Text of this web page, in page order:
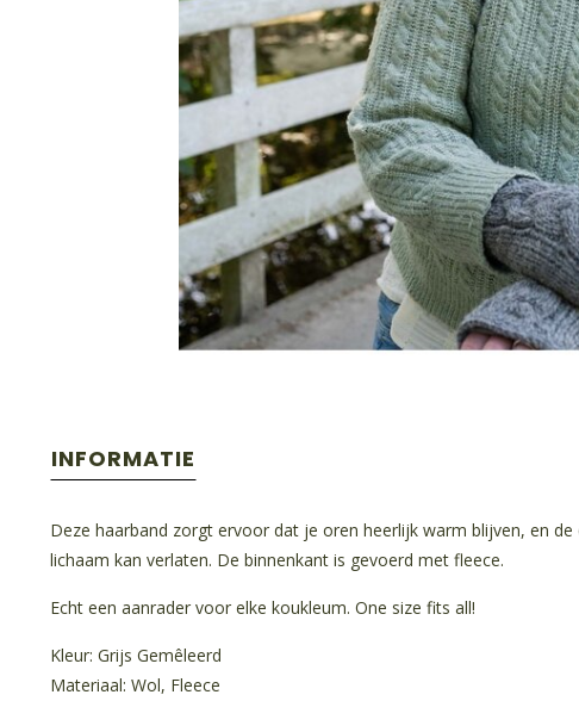
INFORMATIE
Deze haarband zorgt ervoor dat je oren heerlijk warm blijven, en
lichaam kan verlaten. De binnenkant is gevoerd met fleece.
Echt een aanrader voor elke koukleum. One size fits all!
Kleur: Grijs Gemêleerd
Materiaal: Wol, Fleece